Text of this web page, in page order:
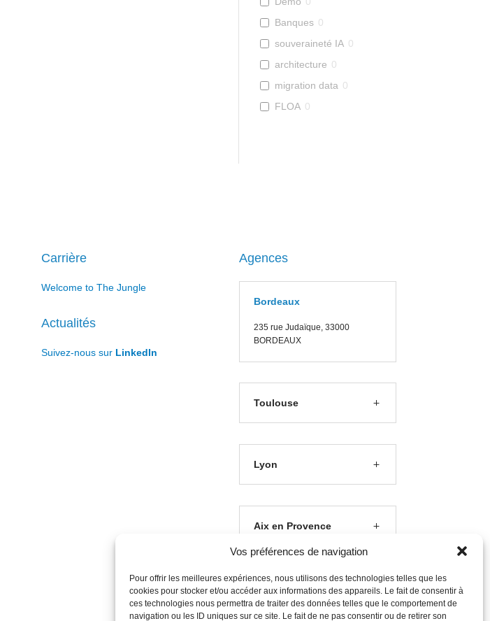
Vos préférences de navigation
Pour offrir les meilleures expériences, nous utilisons des technologies telles que les
cookies pour stocker et/ou accéder aux informations des appareils. Le fait de consentir à
ces technologies nous permettra de traiter des données telles que le comportement de
navigation ou les ID uniques sur ce site. Le fait de ne pas consentir ou de retirer son
Banques 0
souveraineté IA 0
architecture 0
migration data 0
FLOA 0
Carrière
Welcome to The Jungle
Actualités
Suivez-nous sur LinkedIn
Agences
Bordeaux
235 rue Judaïque, 33000
BORDEAUX
Toulouse
Lyon
Aix en Provence
Clermont Ferrand